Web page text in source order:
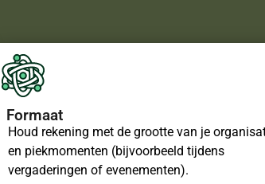
Formaat
Houd rekening met de grootte van je
en piekmomenten (bijvoorbeeld tijdens
vergaderingen of evenementen).